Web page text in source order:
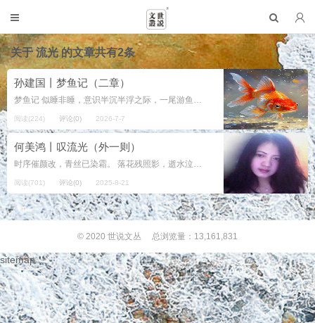
关于流光的文章共有2条
孙建国丨梦鱼记（二章）
梦鱼记 似睡非睡，意识半沉半浮之际，一尾游鱼无端漫入脑海。 是蝶尾龙睛，一身浓墨与冷亮金属银鳞斑驳相融。墨色沉亮如漆，银鳞漾着细碎流光，花斑错落宛若奶牛肌理，无论疏密参差，或是排布匀整，皆自有天成华贵气韵。尾...
阅读(224) 评论(0) 2026-7-7
何美鸿丨叹流光（外一则）
时序催颜改，青丝已染霜。 落花残照影，逝水泣斜阳。 夜寂思君梦，朝来感岁伤。 往昔逐雾散，搦管寄幽肠。 作者简介：何美鸿，江西南昌新建人。写作二十余载...
阅读(701) 评论(0) 2025-8-21
© 2020 世说文丛 总浏览量：13,161,831
sitemap